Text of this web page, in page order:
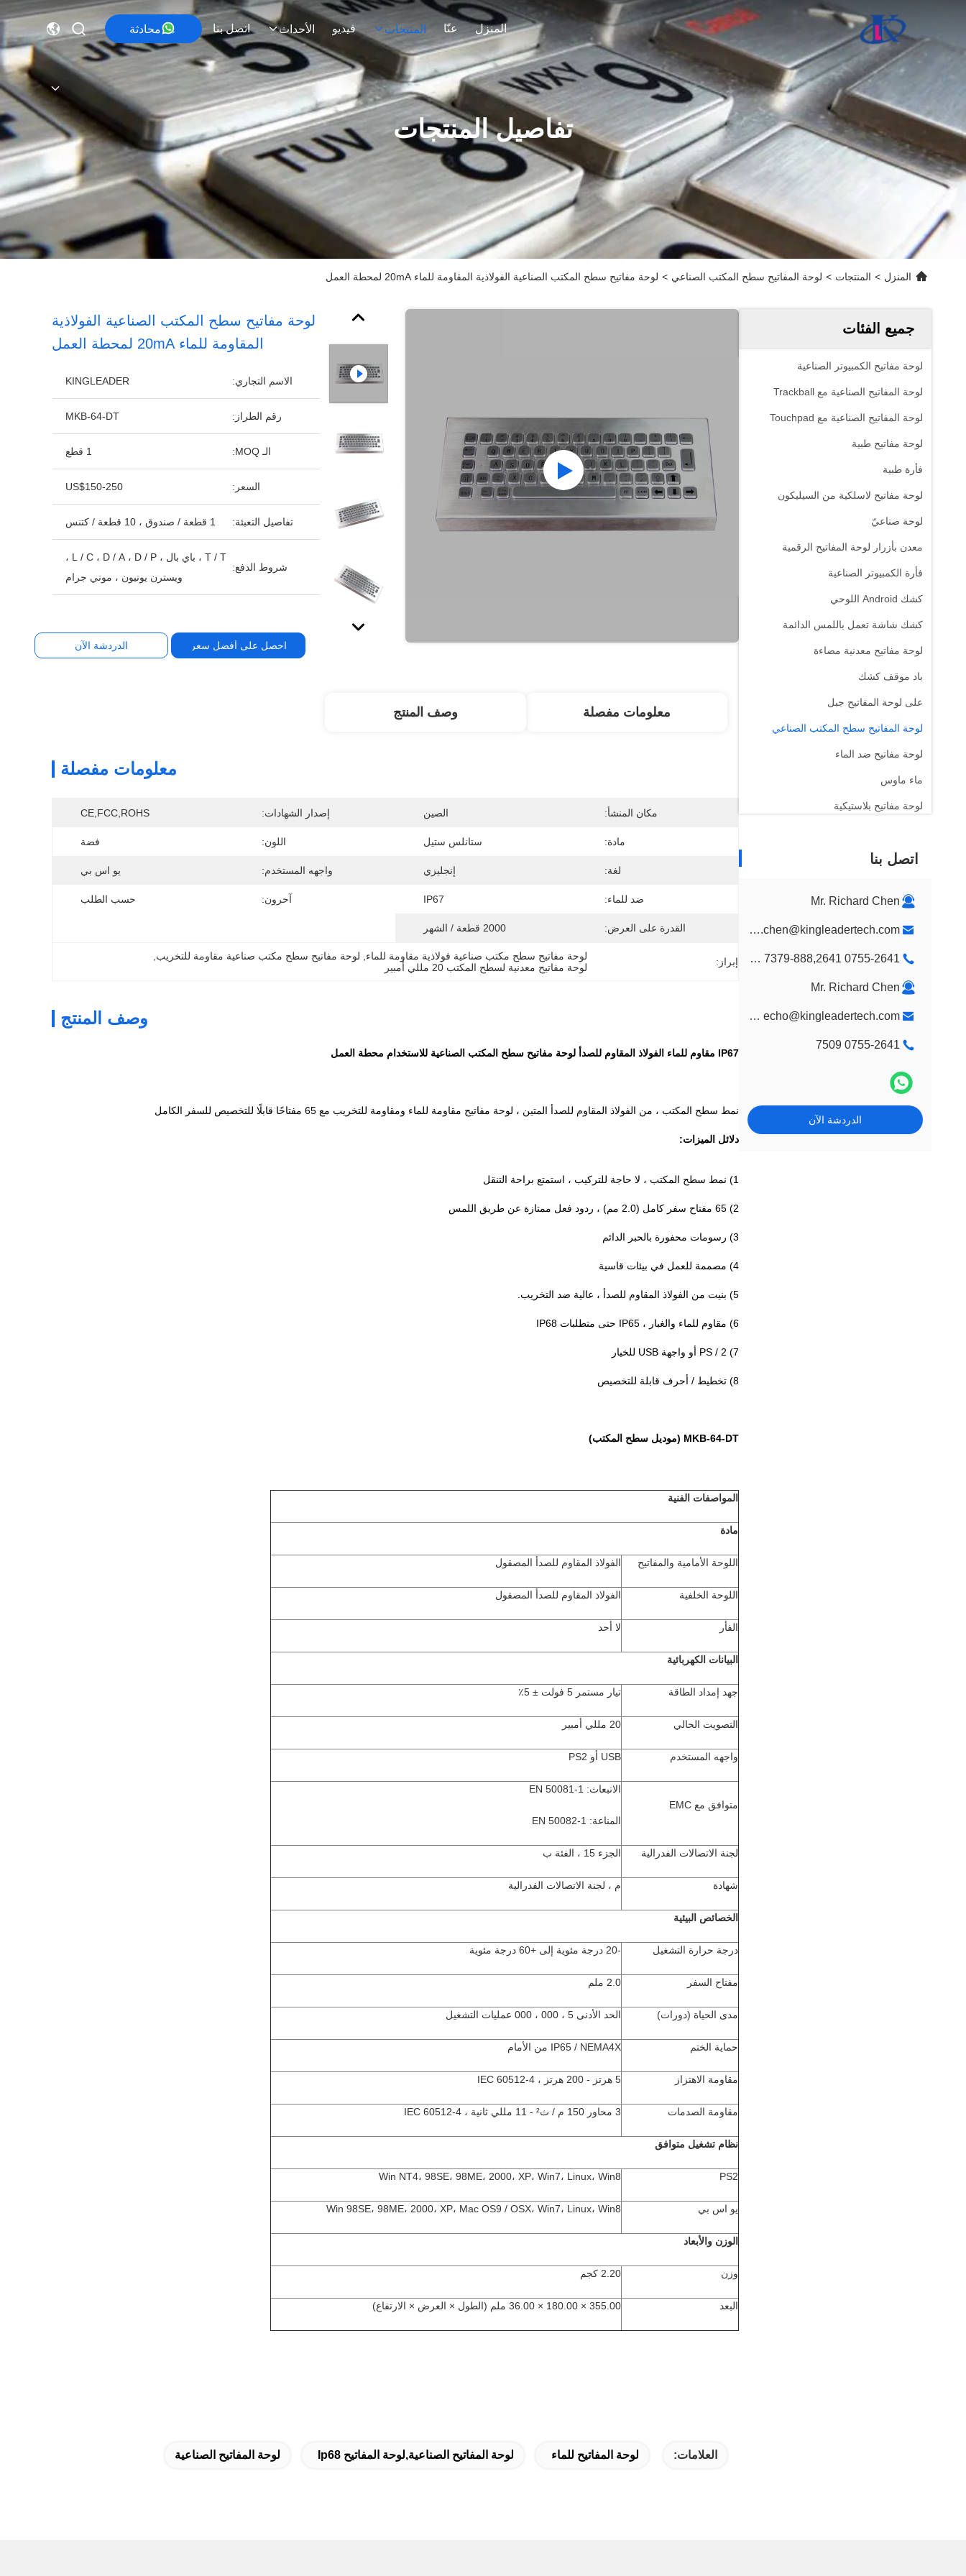
المنزل عنّا المنتجات فيديو الأحداث اتصل بنا محادثة
تفاصيل المنتجات
المنزل > المنتجات > لوحة المفاتيح سطح المكتب الصناعي > لوحة مفاتيح سطح المكتب الصناعية الفولاذية المقاومة للماء 20mA لمحطة العمل
جميع الفئات
لوحة مفاتيح الكمبيوتر الصناعية
لوحة المفاتيح الصناعية مع Trackball
لوحة المفاتيح الصناعية مع Touchpad
لوحة مفاتيح طبية
فأرة طبية
لوحة مفاتيح لاسلكية من السيليكون
لوحة صناعيّ
معدن بأزرار لوحة المفاتيح الرقمية
فأرة الكمبيوتر الصناعية
كشك Android اللوحي
كشك شاشة تعمل باللمس الدائمة
لوحة مفاتيح معدنية مضاءة
باد موقف كشك
على لوحة المفاتيح جبل
لوحة المفاتيح سطح المكتب الصناعي
لوحة مفاتيح ضد الماء
ماء ماوس
لوحة مفاتيح بلاستيكية
جدار جبل كشك
تصميم جناح عرض مخصص
كشك اللافتات الرقمية
اتصل بنا
Mr. Richard Chen
richard.chen@kingleadertech.com
0755-2641 7379-888,2641 9575
Mr. Richard Chen
market@kingleadertech.com echo@kingleadertech.com
0755-2641 7509
الدردشة الآن
لوحة مفاتيح سطح المكتب الصناعية الفولاذية
المقاومة للماء 20mA لمحطة العمل
الاسم التجاري: KINGLEADER
رقم الطراز: MKB-64-DT
الـ MOQ: 1 قطع
السعر: US$150-250
تفاصيل التعبئة: 1 قطعة / صندوق ، 10 قطعة / كتنس
شروط الدفع:
T / T ، باي بال ، L / C ، D / A ، D / P ،
ويسترن يونيون ، موني جرام
احصل على أفضل سعر الدردشة الآن
معلومات مفصلة وصف المنتج
معلومات مفصلة
مكان المنشأ: الصين إصدار الشهادات: CE,FCC,ROHS
مادة: ستانلس ستيل اللون: فضة
لغة: إنجليزي واجهه المستخدم: يو اس بي
ضد للماء: IP67 آحرون: حسب الطلب
القدرة على العرض: 2000 قطعة / الشهر
إبراز: لوحة مفاتيح سطح مكتب صناعية فولاذية مقاومة للماء لوحة مفاتيح سطح مكتب صناعية مقاومة للتخريب
لوحة مفاتيح معدنية لسطح المكتب 20 مللي أمبير
وصف المنتج
IP67 مقاوم للماء الفولاذ المقاوم للصدأ لوحة مفاتيح سطح المكتب الصناعية للاستخدام محطة العمل
نمط سطح المكتب ، من الفولاذ المقاوم للصدأ المتين ، لوحة مفاتيح مقاومة للماء ومقاومة للتخريب مع 65 مفتاحًا قابلًا للتخصيص للسفر الكامل
دلائل الميزات:
1) نمط سطح المكتب ، لا حاجة للتركيب ، استمتع براحة التنقل
2) 65 مفتاح سفر كامل (2.0 مم) ، ردود فعل ممتازة عن طريق اللمس
3) رسومات محفورة بالحبر الدائم
4) مصممة للعمل في بيئات قاسية
5) بنيت من الفولاذ المقاوم للصدأ ، عالية ضد التخريب.
6) مقاوم للماء والغبار ، IP65 حتى متطلبات IP68
7) PS / 2 أو واجهة USB للخيار
8) تخطيط / أحرف قابلة للتخصيص
MKB-64-DT (موديل سطح المكتب)
المواصفات الفنية
مادة
اللوحة الأمامية والمفاتيح الفولاذ المقاوم للصدأ المصقول
اللوحة الخلفية الفولاذ المقاوم للصدأ المصقول
الفأر لا أحد
البيانات الكهربائية
جهد إمداد الطاقة تيار مستمر 5 فولت ± 5٪
التصويت الحالي 20 مللي أمبير
واجهه المستخدم USB أو PS2
متوافق مع EMC
الانبعاث: EN 50081-1
المناعة: EN 50082-1
لجنة الاتصالات الفدرالية الجزء 15 ، الفئة ب
شهادة م ، لجنة الاتصالات الفدرالية
الخصائص البيئية
درجة حرارة التشغيل -20 درجة مئوية إلى +60 درجة مئوية
مفتاح السفر 2.0 ملم
مدى الحياة (دورات) الحد الأدنى 5 ، 000 ، 000 عمليات التشغيل
حماية الختم IP65 / NEMA4X من الأمام
مقاومة الاهتزاز 5 هرتز - 200 هرتز ، IEC 60512-4
مقاومة الصدمات 3 محاور 150 م / ث² - 11 مللي ثانية ، IEC 60512-4
نظام تشغيل متوافق
PS2 Win NT4، 98SE، 98ME، 2000، XP، Win7، Linux، Win8
يو اس بي Win 98SE، 98ME، 2000، XP، Mac OS9 / OSX، Win7، Linux، Win8
الوزن والأبعاد
وزن 2.20 كجم
البعد 355.00 × 180.00 × 36.00 ملم (الطول × العرض × الارتفاع)
العلامات: لوحة المفاتيح للماء لوحة المفاتيح الصناعية,لوحة المفاتيح Ip68 لوحة المفاتيح الصناعية